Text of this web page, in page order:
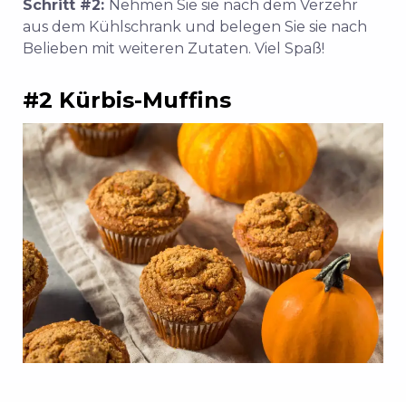
Schritt #2: Nehmen Sie sie nach dem Verzehr
aus dem Kühlschrank und belegen Sie sie nach
Belieben mit weiteren Zutaten. Viel Spaß!
#2 Kürbis-Muffins